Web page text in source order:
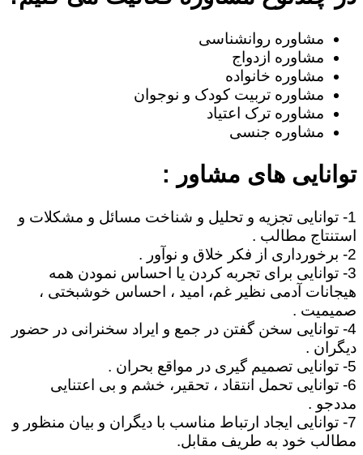
مشاوره روانشناسی
مشاوره ازدواج
مشاوره خانواده
مشاوره تربیت کودک و نوجوان
مشاوره ترک اعتیاد
مشاوره جنسی
توانایی های مشاور :
1- توانایی تجزیه و تحلیل و شناخت مسائل و مشکلات و
استنتاج مطالب .
2- برخورداری از فکر خلاق و نوآور .
3- توانایی برای تجربه کردن یا احساس نمودن همه
هیجانات آدمی نظیر غم، امید ، احساس خوشبختی ،
صمیمیت .
4- توانایی سخن گفتن در جمع و ایراد سخنرانی در حضور
دیگران .
5- توانایی تصمیم گیری در مواقع بحران .
6- توانایی تحمل انتقاد ، تحقیر، خشم و بی اعتنایی
مددجو .
7- توانایی ایجاد ارتباط مناسب با دیگران و بیان منظور و
مطالب خود به طریف مقابل.